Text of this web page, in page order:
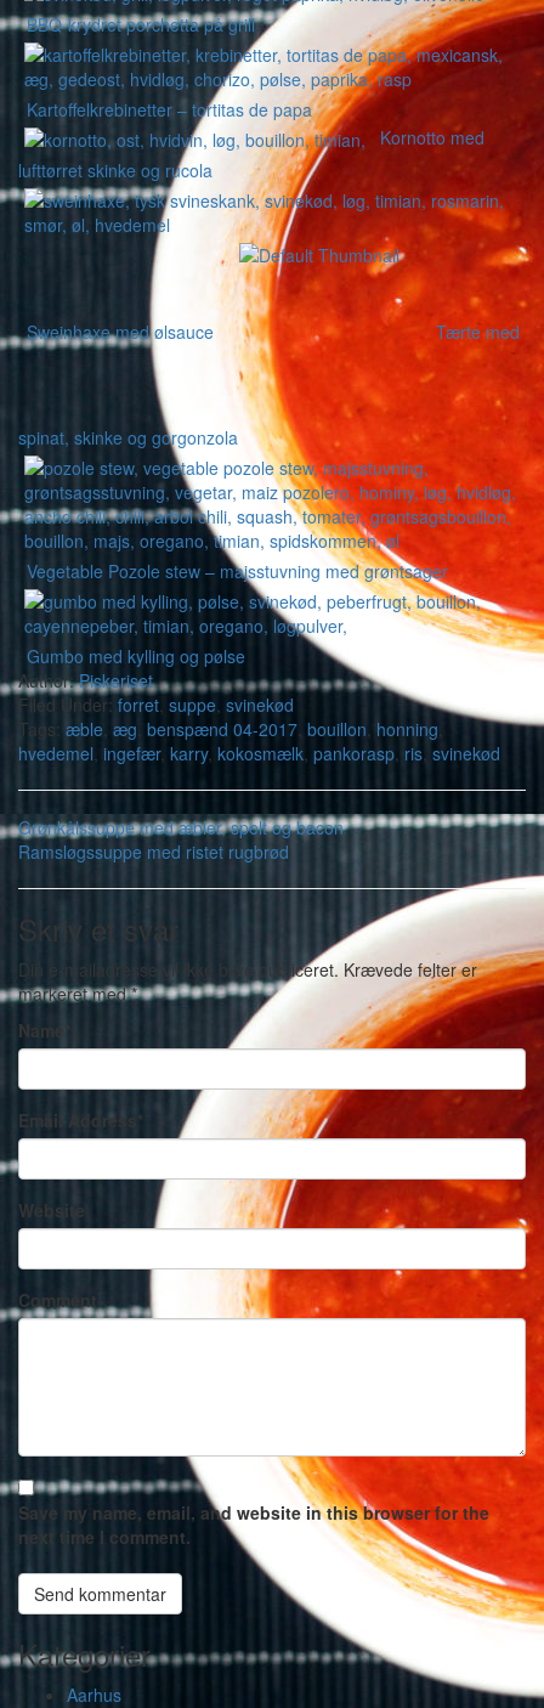
BBQ-krydret porchetta på grill
Kartoffelkrebinetter – tortitas de papa
Kornotto med
lufttørret skinke og rucola
Sweinhaxe med ølsauce Tærte med
spinat, skinke og gorgonzola
Vegetable Pozole stew – majsstuvning med grøntsager
Gumbo med kylling og pølse
Author:Piskeriset
Filed Under: forret, suppe, svinekød
Tags: æble, æg benspænd 04-2017, bouillon, honning
hvedemel, ingefær, karry, kokosmælk, pankorasp, ris, svinekød
Grønkålssuppe med æbler, spelt og bacon
Ramsløgssuppe med ristet rugbrød
Skriv et svar
Din e-mailadresse vil ikke blive publiceret. Krævede felter er
markeret med*
Name *
Email Address *
Website
Comment
Save my name, email, and website in this browser for the
next time I comment.
Kategorier
Aarhus